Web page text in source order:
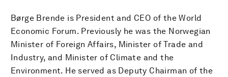
Børge Brende is President and CEO of the World
Economic Forum. Previously he was the Norwegian
Minister of Foreign Affairs, Minister of Trade and
Industry, and Minister of Climate and the
Environment. He served as Deputy Chairman of the